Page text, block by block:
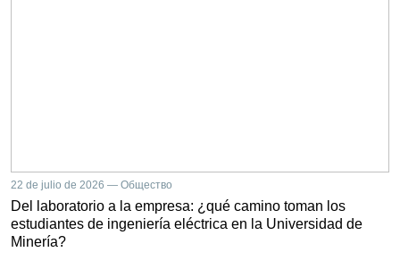
22 de julio de 2026 — Общество
Del laboratorio a la empresa: ¿qué camino toman los
estudiantes de ingeniería eléctrica en la Universidad de
Minería?